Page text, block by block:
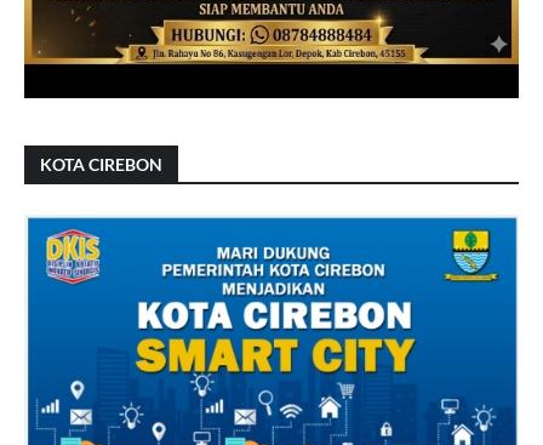
KOTA CIREBON